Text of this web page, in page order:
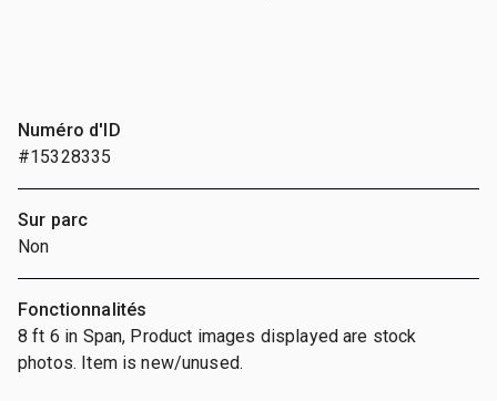
Numéro d'ID
#15328335
Sur parc
Non
Fonctionnalités
8 ft 6 in Span, Product images displayed are stock
photos. Item is new/unused.